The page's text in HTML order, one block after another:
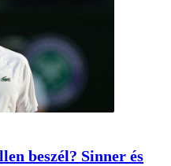
beszél? Sinner és